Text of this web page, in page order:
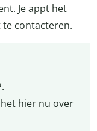
Je appt het
contacteren.
hier nu over